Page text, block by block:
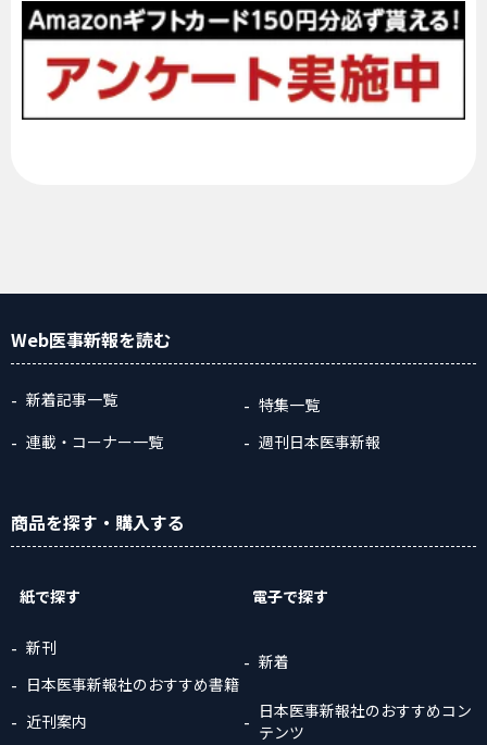
Web医事新報を読む
新着記事一覧
特集一覧
連載・コーナー一覧
週刊日本医事新報
商品を探す ・購入する
紙で探す
新刊
日本医事新報社のおすすめ書籍
近刊案内
電子で探す
新着
日本医事新報社のおすすめコン
テンツ